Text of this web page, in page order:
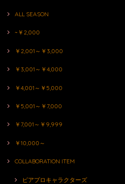
ALL SEASON
~￥2,000
￥2,001～￥3,000
￥3,001～￥4,000
￥4,001～￥5,000
￥5,001～￥7,000
￥7,001～￥9,999
￥10,000～
COLLABORATION ITEM
ピアプロキャラクターズ